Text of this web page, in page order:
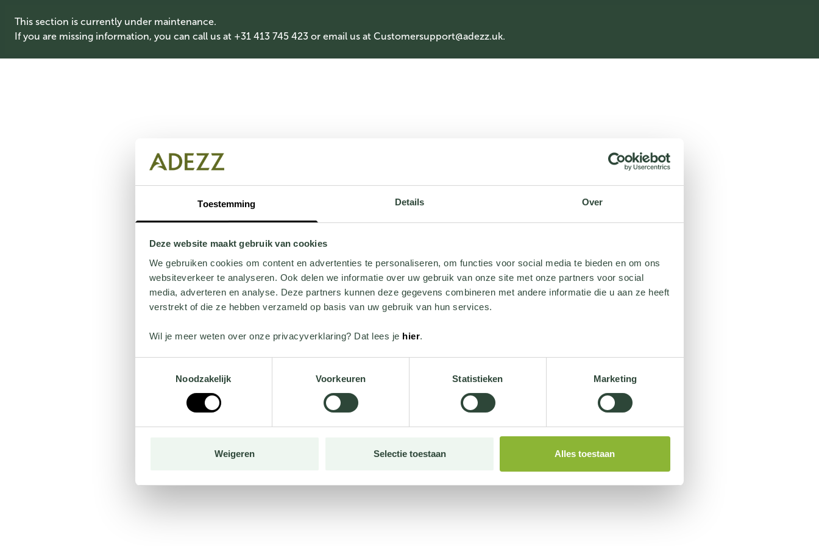
Toestemming Details Over
Deze website maakt gebruik van cookies
We gebruiken cookies om content en advertenties te personaliseren, om functies voor social media te bieden en om ons
websiteverkeer te analyseren. Ook delen we informatie over uw gebruik van onze site met onze partners voor social
media, adverteren en analyse. Deze partners kunnen deze gegevens combineren met andere informatie die u aan ze heeft
verstrekt of die ze hebben verzameld op basis van uw gebruik van hun services.
Wil je meer weten over onze privacyverklaring? Dat lees je hier.
Noodzakelijk
Voorkeuren Statistieken Marketing
Weigeren Selectie toestaan Alles toestaan
This section is currently under maintenance.
If you are missing information, you can call us at +31 413 745 423 or email us at Customersupport@adezz.uk.